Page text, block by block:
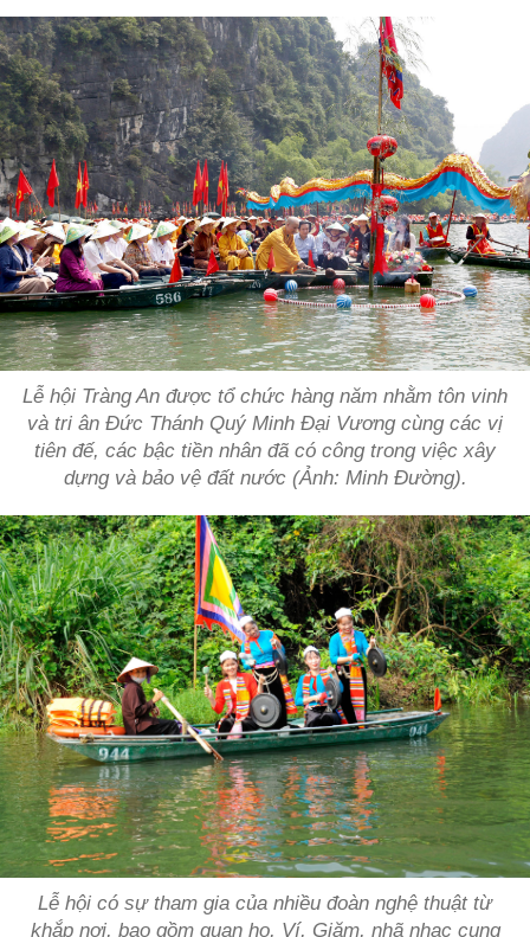
Lễ hội Tràng An được tổ chức hàng năm nhằm tôn vinh
và tri ân Đức Thánh Quý Minh Đại Vương cùng các vị
tiên đế, các bậc tiền nhân đã có công trong việc xây
dựng và bảo vệ đất nước (Ảnh: Minh Đường).
Lễ hội có sự tham gia của nhiều đoàn nghệ thuật từ
khắp nơi, bao gồm quan họ, Ví, Giặm, nhã nhạc cung